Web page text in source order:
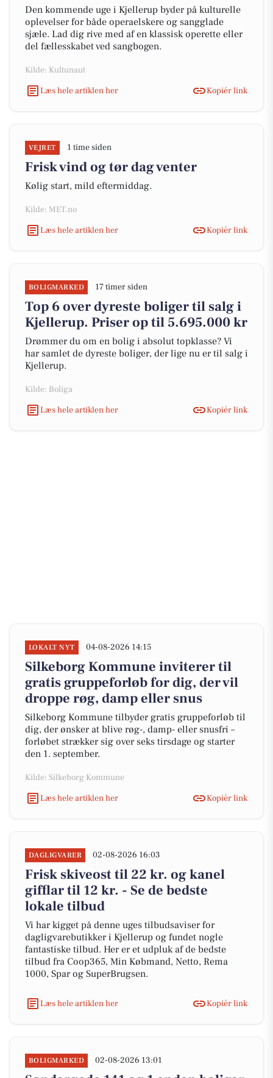
Den kommende uge i Kjellerup byder på kulturelle
oplevelser for både operaelskere og sangglade
sjæle. Lad dig rive med af en klassisk operette eller
del fællesskabet ved sangbogen.
Kilde: Kultunaut
Læs hele artiklen her
Kopiér link
VEJRET 1 time siden
Frisk vind og tør dag venter
Kølig start, mild eftermiddag.
Kilde: MET.no
Læs hele artiklen her
Kopiér link
BOLIGMARKED 17 timer siden
Top 6 over dyreste boliger til salg i
Kjellerup. Priser op til 5.695.000 kr
Drømmer du om en bolig i absolut topklasse? Vi
har samlet de dyreste boliger, der lige nu er til salg i
Kjellerup.
Kilde: Boliga
Læs hele artiklen her
Kopiér link
LOKALT NYT 04-08-2026 14:15
Silkeborg Kommune inviterer til
gratis gruppeforløb for dig, der vil
droppe røg, damp eller snus
Silkeborg Kommune tilbyder gratis gruppeforløb til
dig, der ønsker at blive røg-, damp- eller snusfri –
forløbet strækker sig over seks tirsdage og starter
den 1. september.
Kilde: Silkeborg Kommune
Læs hele artiklen her
Kopiér link
DAGLIGVARER 02-08-2026 16:03
Frisk skiveost til 22 kr. og kanel
gifflar til 12 kr. - Se de bedste
lokale tilbud
Vi har kigget på denne uges tilbudsaviser for
dagligvarebutikker i Kjellerup og fundet nogle
fantastiske tilbud. Her er et udpluk af de bedste
tilbud fra Coop365, Min Købmand, Netto, Rema
1000, Spar og SuperBrugsen.
Læs hele artiklen her Kopiér link
BOLIGMARKED 02-08-2026 13:01